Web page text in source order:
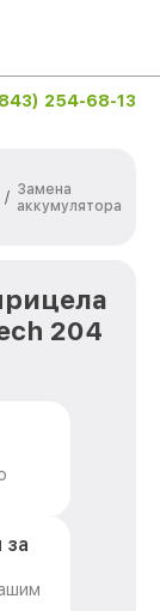
254-68-13
/ Замена
аккумулятора
204
за